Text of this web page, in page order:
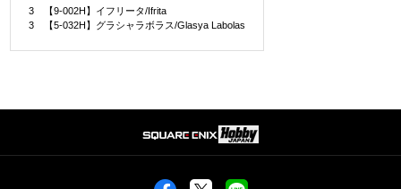
3 【9-002H】イフリータ/Ifrita
3 【5-032H】グラシャラボラス/Glasya Labolas